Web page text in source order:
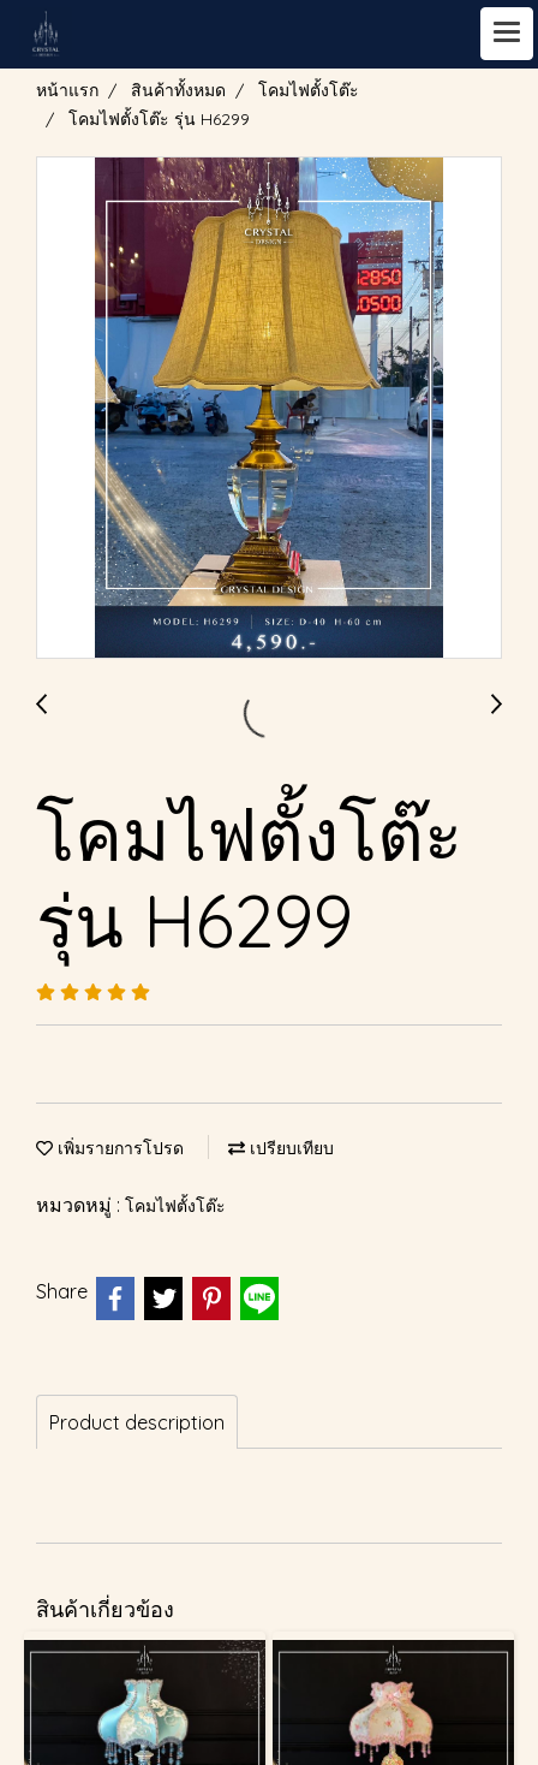
หน้าแรก สินค้าทั้งหมด
โคมไฟตั้งโต๊ะ
โคมไฟตั้งโต๊ะ รุ่น H6299
โคมไฟตั้งโต๊ะ
รุ่น H6299
เพิ่มรายการโปรด เปรียบเทียบ
หมวดหมู่ : โคมไฟตั้งโต๊ะ
Share
Product description
สินค้าเกี่ยวข้อง